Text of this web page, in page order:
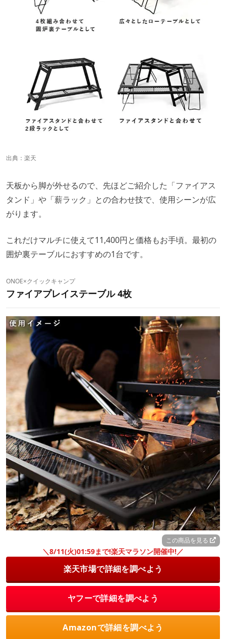
出典： 楽天
天板から脚が外せるので、先ほどご紹介した「ファイアス
タンド」や「薪ラック」との合わせ技で、使用シーンが広
がります。
これだけマルチに使えて11,400円と価格もお手頃。最初の
囲炉裏テーブルにおすすめの1台です。
ONOE×クイックキャンプ
ファイアプレイステーブル 4枚
この商品を見る
＼8/11(火)01:59まで!楽天マラソン開催中!／
楽天市場で詳細を調べよう
ヤフーで詳細を調べよう
Amazonで詳細を調べよう